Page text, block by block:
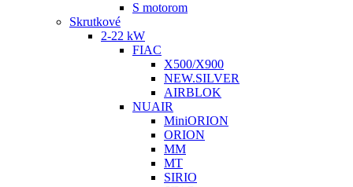
S motorom
Skrutkové
2-22 kW
FIAC
X500/X900
NEW.SILVER
AIRBLOK
NUAIR
MiniORION
ORION
MM
MT
SIRIO